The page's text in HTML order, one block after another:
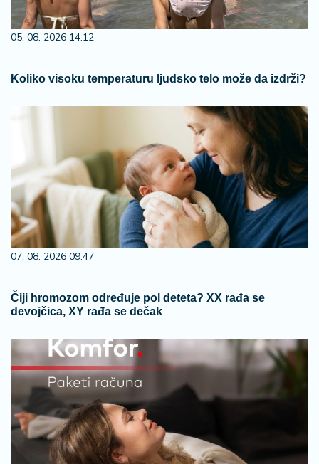
05. 08. 2026 14:12
Koliko visoku temperaturu ljudsko telo može da izdrži?
07. 08. 2026 09:47
Čiji hromozom određuje pol deteta? XX rađa se
devojčica, XY rađa se dečak